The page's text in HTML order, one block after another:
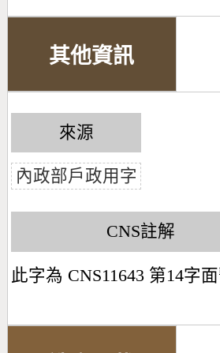
其他資訊
來源
內政部戶政用字
CNS註解
此字為 CNS11643 第14字